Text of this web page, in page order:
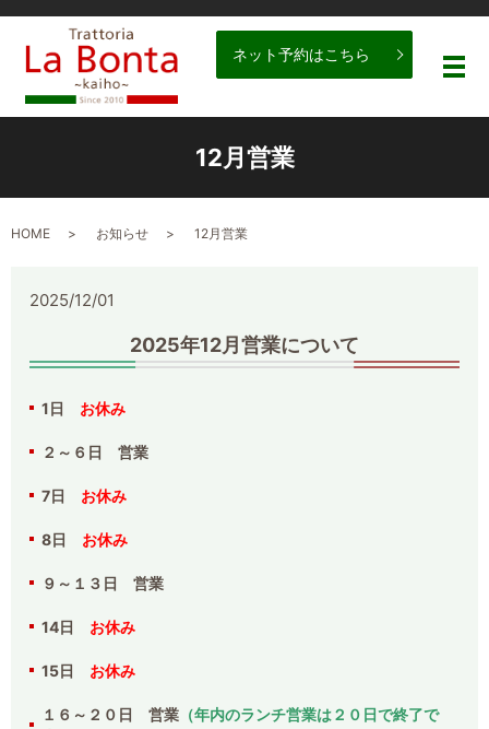
ネット予約はこちら
メ
12月営業
HOME お知らせ 12月営業
2025/12/01
2025年12月営業について
1日 お休み
２～６日 営業
7日 お休み
8日 お休み
９～１３日 営業
14日 お休み
15日 お休み
１６～２０日 営業 （年内のランチ営業は２０日で終了で